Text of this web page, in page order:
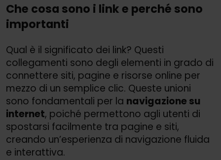
Che cosa sono i link e perché sono
importanti
Qual è il significato dei link? Questi
collegamenti sono degli elementi in grado di
connettere siti, pagine e risorse online per
mezzo di un semplice clic. Queste unioni
sono fondamentali per la navigazione su
internet, poiché permettono agli utenti di
spostarsi facilmente tra pagine e siti,
creando un’esperienza di navigazione fluida
e interattiva.